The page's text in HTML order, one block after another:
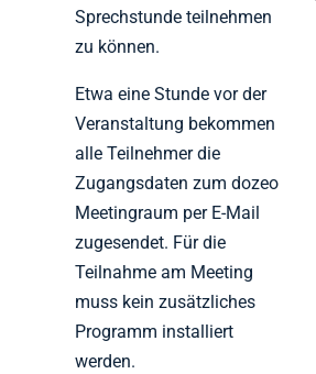
Sprechstunde teilnehmen
zu können.
Etwa eine Stunde vor der
Veranstaltung bekommen
alle Teilnehmer die
Zugangsdaten zum dozeo
Meetingraum per E-Mail
zugesendet. Für die
Teilnahme am Meeting
muss kein zusätzliches
Programm installiert
werden.